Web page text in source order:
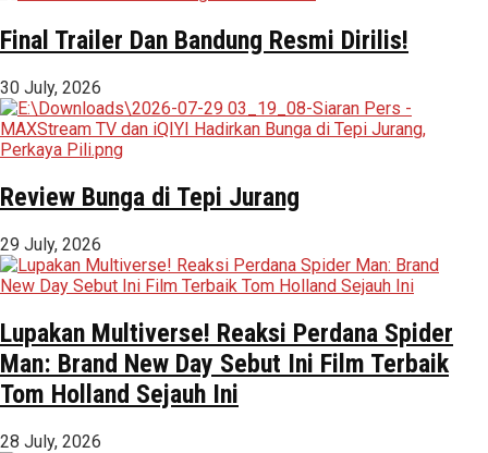
Final Trailer Dan Bandung Resmi Dirilis!
30 July, 2026
Review Bunga di Tepi Jurang
29 July, 2026
Lupakan Multiverse! Reaksi Perdana Spider
Man: Brand New Day Sebut Ini Film Terbaik
Tom Holland Sejauh Ini
28 July, 2026